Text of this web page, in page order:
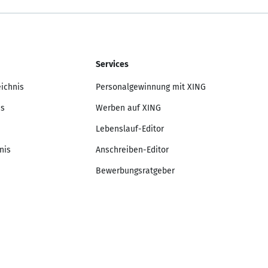
Services
Personalgewinnung mit XING
Werben auf XING
Lebenslauf-Editor
Anschreiben-Editor
Bewerbungsratgeber